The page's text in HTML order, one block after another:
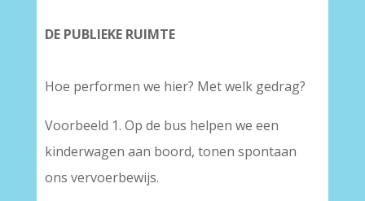
DE PUBLIEKE RUIMTE
Hoe performen we hier? Met welk gedrag?
Voorbeeld 1. Op de bus helpen we een
kinderwagen aan boord, tonen spontaan
ons vervoerbewijs.